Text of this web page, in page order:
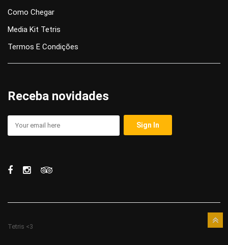
Como Chegar
Media Kit Tetris
Termos E Condições
Receba novidades
Tetris <3